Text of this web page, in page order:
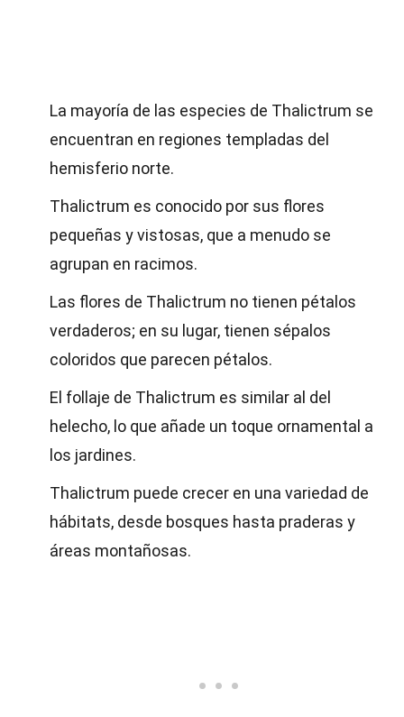
La mayoría de las especies de Thalictrum se
encuentran en regiones templadas del
hemisferio norte.
Thalictrum es conocido por sus flores
pequeñas y vistosas, que a menudo se
agrupan en racimos.
Las flores de Thalictrum no tienen pétalos
verdaderos; en su lugar, tienen sépalos
coloridos que parecen pétalos.
El follaje de Thalictrum es similar al del
helecho, lo que añade un toque ornamental a
los jardines.
Thalictrum puede crecer en una variedad de
hábitats, desde bosques hasta praderas y
áreas montañosas.